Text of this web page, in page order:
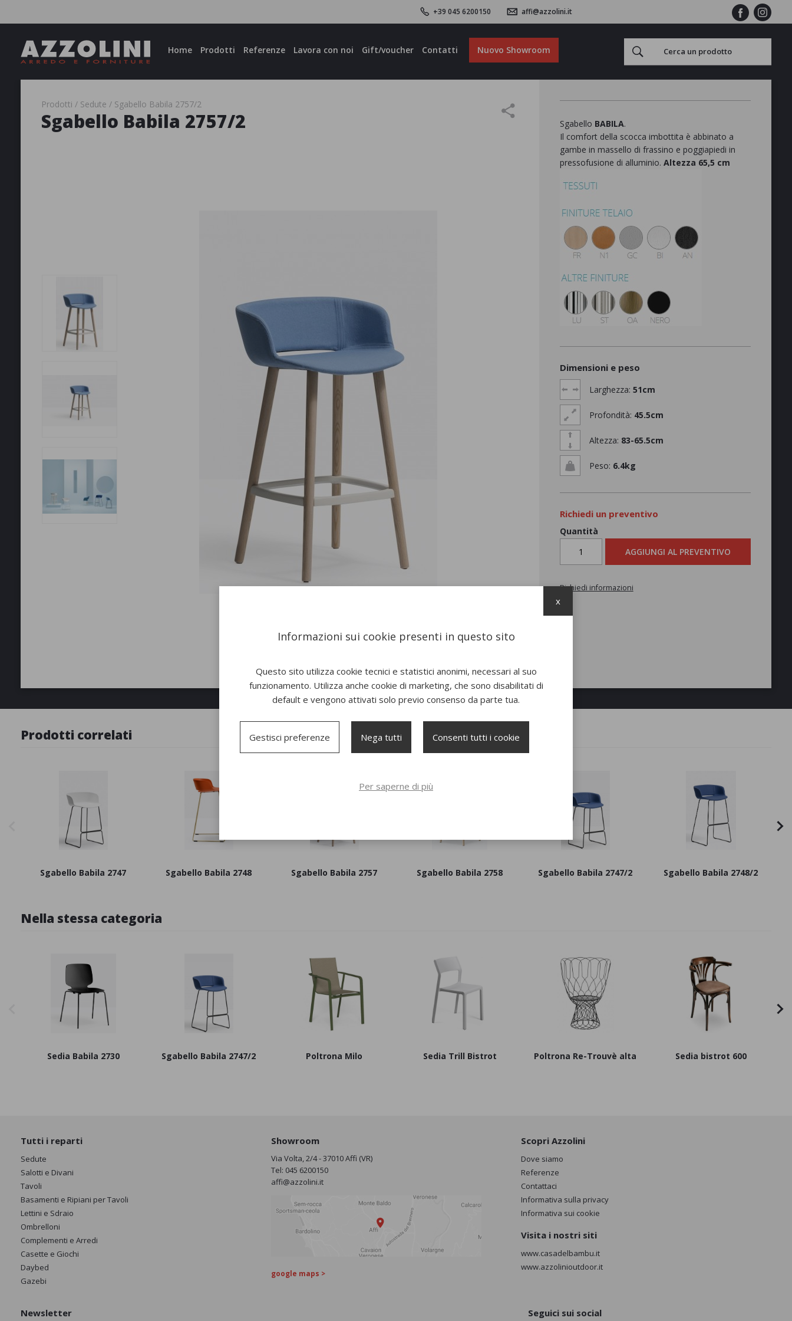
+39 045 6200150 affi@azzolini.it
Home Prodotti Referenze Lavora con noi Gift/voucher Contatti Nuovo Showroom
Prodotti Sedute Sgabello Babila 2757/2
Sgabello Babila 2757/2 Sgabello BABILA.
Il comfort della scocca imbottita è abbinato a
gambe in massello di frassino e poggiapiedi in
pressofusione di alluminio. Altezza 65,5 cm
Dimensioni e peso
Larghezza: 51cm
Profondità: 45.5cm
Altezza: 83-65.5cm
Peso: 6.4kg
Richiedi un preventivo
Quantità
AGGIUNGI AL PREVENTIVO
Richiedi informazioni
Prodotti correlati
Sgabello Babila 2747 Sgabello Babila 2748 Sgabello Babila 2757 Sgabello Babila 2758 Sgabello Babila 2747/2 Sgabello Babila 2748/2
Nella stessa categoria
Sedia Babila 2730 Sgabello Babila 2747/2 Poltrona Milo Sedia Trill Bistrot Poltrona Re-Trouvè alta Sedia bistrot 600
Tutti i reparti
Sedute
Salotti e Divani
Tavoli
Basamenti e Ripiani per Tavoli
Lettini e Sdraio
Ombrelloni
Complementi e Arredi
Casette e Giochi
Daybed
Gazebi
Showroom
Via Volta, 2/4 - 37010 Affi (VR)
Tel: 045 6200150
affi@azzolini.it
google maps >
Scopri Azzolini
Dove siamo
Referenze
Contattaci
Informativa sulla privacy
Informativa sui cookie
Visita i nostri siti
www.casadelbambu.it
www.azzolinioutdoor.it
Newsletter Seguici sui social
Informazioni sui cookie presenti in questo sito
Questo sito utilizza cookie tecnici e statistici anonimi, necessari al suo
funzionamento. Utilizza anche cookie di marketing, che sono disabilitati di
default e vengono attivati solo previo consenso da parte tua.
Gestisci preferenze Nega tutti Consenti tutti i cookie
Per saperne di più
x